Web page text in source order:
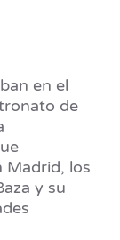
en el
de
Madrid, los
y su